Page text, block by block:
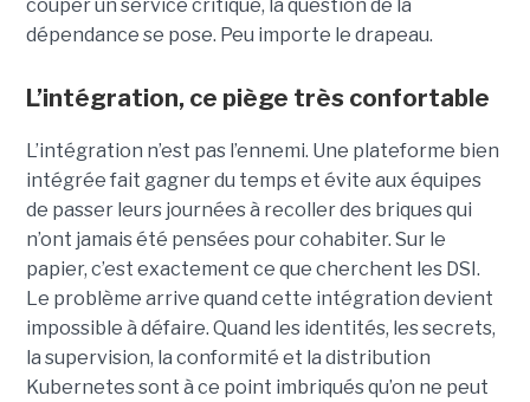
couper un service critique, la question de la
dépendance se pose. Peu importe le drapeau.
L’intégration, ce piège très confortable
L’intégration n’est pas l’ennemi. Une plateforme bien
intégrée fait gagner du temps et évite aux équipes
de passer leurs journées à recoller des briques qui
n’ont jamais été pensées pour cohabiter. Sur le
papier, c’est exactement ce que cherchent les DSI.
Le problème arrive quand cette intégration devient
impossible à défaire. Quand les identités, les secrets,
la supervision, la conformité et la distribution
Kubernetes sont à ce point imbriqués qu’on ne peut